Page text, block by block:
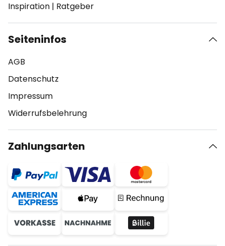
Inspiration | Ratgeber
Seiteninfos
AGB
Datenschutz
Impressum
Widerrufsbelehrung
Zahlungsarten